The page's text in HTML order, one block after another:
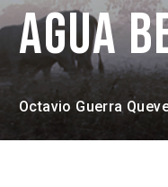
Agua
Octavio Guerra